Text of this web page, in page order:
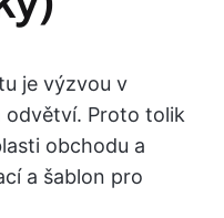
je výzvou v
odvětví. Proto tolik
obchodu a
a šablon pro